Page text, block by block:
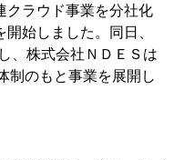
クラウド事業を分社化
始しました。同日、
、株式会社ＮＤＥＳは
制のもと事業を展開し